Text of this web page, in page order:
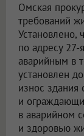
Омская
требований
Установлено,
по адресу
аварийным в
установлен
износ здания
и
в аварийном
и здоровью